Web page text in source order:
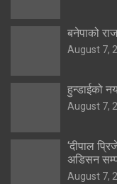
बनेपाको
August 7,
हुन्डाईको
August 7,
‘दीपाल
अडिसन
August 7,